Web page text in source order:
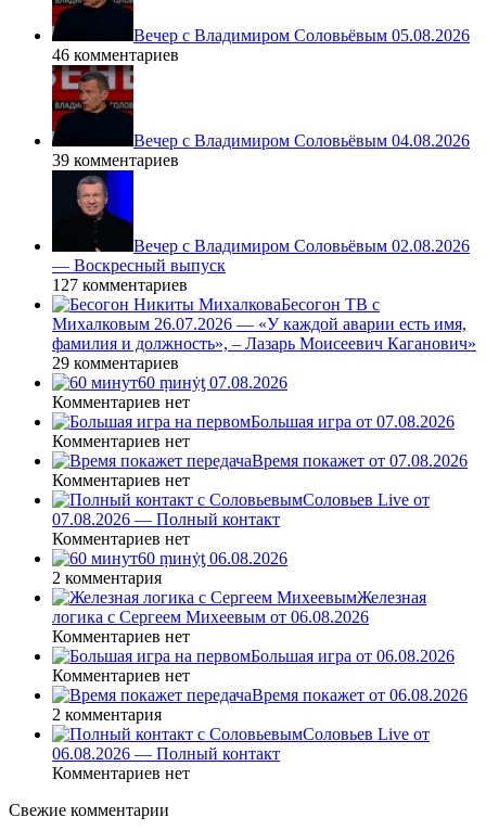
Вечер с Владимиром Соловьёвым 05.08.2026
46 комментариев
Вечер с Владимиром Соловьёвым 04.08.2026
39 комментариев
Вечер с Владимиром Соловьёвым 02.08.2026
— Воскресный выпуск
127 комментариев
Бесогон ТВ с
Михалковым 26.07.2026 — «У каждой аварии есть имя,
фамилия и должность», – Лазарь Моисеевич Каганович»
29 комментариев
60 ṃинẏƫ 07.08.2026
Комментариев нет
Большая игра от 07.08.2026
Комментариев нет
Время покажет от 07.08.2026
Комментариев нет
Соловьев Live от
07.08.2026 — Полный контакт
Комментариев нет
60 ṃинẏƫ 06.08.2026
2 комментария
Железная
логика с Сергеем Михеевым от 06.08.2026
Комментариев нет
Большая игра от 06.08.2026
Комментариев нет
Время покажет от 06.08.2026
2 комментария
Соловьев Live от
06.08.2026 — Полный контакт
Комментариев нет
Свежие комментарии